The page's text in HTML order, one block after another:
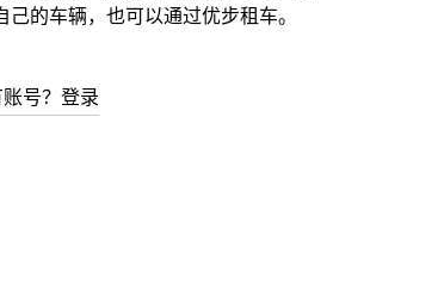
的车辆，也可以通过优步租车。
号？登录